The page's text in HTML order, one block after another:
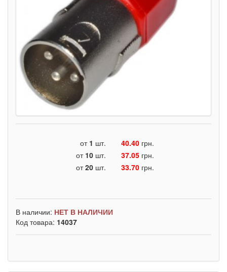
от 1 шт. 40.40 грн.
от 10 шт. 37.05 грн.
от20 шт. 33.70 грн.
В наличии: НЕТ В НАЛИЧИИ
Код товара: 14037